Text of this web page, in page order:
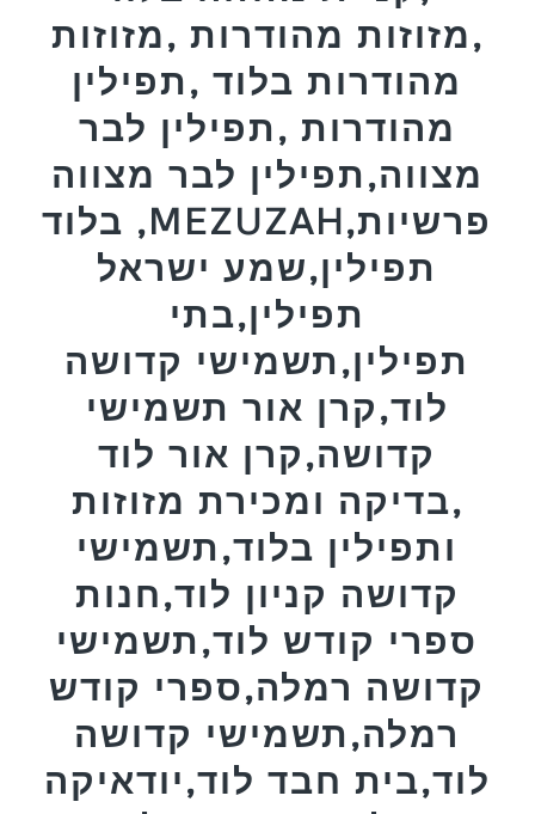
,מזוזות מהודרות ,מזוזות
מהודרות בלוד ,תפילין
מהודרות ,תפילין לבר
מצווה,תפילין לבר מצווה
בלוד ,MEZUZAH,פרשיות
תפילין,שמע ישראל
תפילין,בתי
תפילין,תשמישי קדושה
לוד,קרן אור תשמישי
קדושה,קרן אור לוד
,בדיקה ומכירת מזוזות
ותפילין בלוד,תשמישי
קדושה קניון לוד,חנות
ספרי קודש לוד,תשמישי
קדושה רמלה,ספרי קודש
רמלה,תשמישי קדושה
לוד,בית חבד לוד,יודאיקה